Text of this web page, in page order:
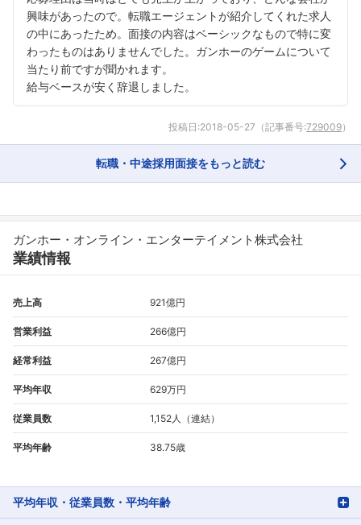
興味があったので。転職エージェントが紹介してくれた求人
の中にあったため。面接の内容はベーシックなもので特に変
わったものはありませんでした。ガンホーのゲームについて
当たり前ですが聞かれます。
給与ベースが安く辞退しました。
投稿日:2018-05-27 （記事番号:729009）
転職・中途採用面接をもっと読む
ガンホー・オンライン・エンターテイメント株式会社
業績情報
売上高 921億円
営業利益 266億円
経常利益 267億円
平均年収 629万円
従業員数 1,152人（連結）
平均年齢 38.75歳
平均年収・従業員数・平均年齢